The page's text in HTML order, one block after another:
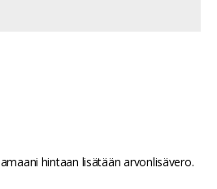
hintaan lisätään arvonlisävero.